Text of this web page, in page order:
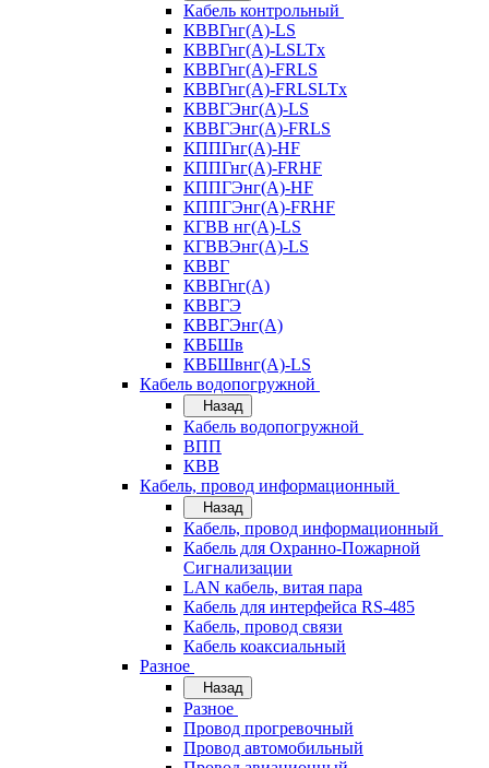
Кабель контрольный
КВВГнг(А)-LS
КВВГнг(А)-LSLTx
КВВГнг(А)-FRLS
КВВГнг(А)-FRLSLTx
КВВГЭнг(А)-LS
КВВГЭнг(А)-FRLS
КППГнг(А)-HF
КППГнг(А)-FRHF
КППГЭнг(А)-HF
КППГЭнг(А)-FRHF
КГВВ нг(А)-LS
КГВВЭнг(А)-LS
КВВГ
КВВГнг(А)
КВВГЭ
КВВГЭнг(А)
КВБШв
КВБШвнг(А)-LS
Кабель водопогружной
Назад
Кабель водопогружной
ВПП
КВВ
Кабель, провод информационный
Назад
Кабель, провод информационный
Кабель для Охранно-Пожарной
Сигнализации
LAN кабель, витая пара
Кабель для интерфейса RS-485
Кабель, провод связи
Кабель коаксиальный
Разное
Назад
Разное
Провод прогревочный
Провод автомобильный